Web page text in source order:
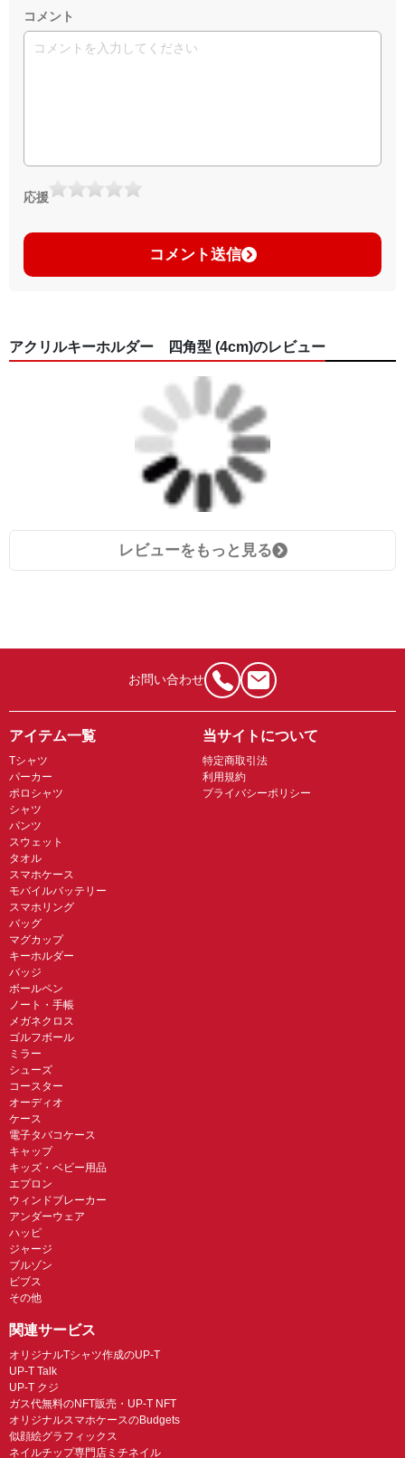
コメント
応援
コメント送信
アクリルキーホルダー 四角型 (4cm)のレビュー
レビューをもっと見る
お問い合わせ
アイテム一覧
Tシャツ
パーカー
ポロシャツ
シャツ
パンツ
スウェット
タオル
スマホケース
モバイルバッテリー
スマホリング
バッグ
マグカップ
キーホルダー
バッジ
ボールペン
ノート・手帳
メガネクロス
ゴルフボール
ミラー
シューズ
コースター
オーディオ
ケース
電子タバコケース
キャップ
キッズ・ベビー用品
エプロン
ウィンドブレーカー
アンダーウェア
ハッピ
ジャージ
ブルゾン
ビブス
その他
当サイトについて
特定商取引法
利用規約
プライバシーポリシー
関連サービス
オリジナルTシャツ作成のUP-T
UP-T Talk
UP-T クジ
ガス代無料のNFT販売・UP-T NFT
オリジナルスマホケースのBudgets
似顔絵グラフィックス
ネイルチップ専門店ミチネイル